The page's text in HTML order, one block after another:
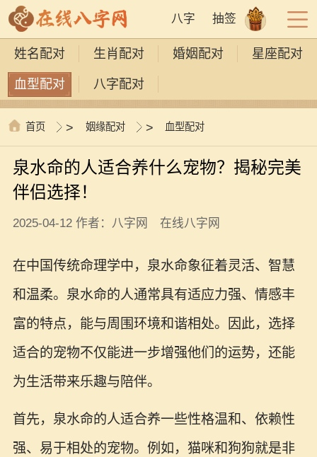
八字 抽签
姓名配对 生肖配对 婚姻配对 星座配对
血型配对 八字配对
首页 > 姻缘配对 > 血型配对
泉水命的人适合养什么宠物？揭秘完美
伴侣选择！
2025-04-12 作者：八字网 在线八字网
在中国传统命理学中，泉水命象征着灵活、智慧
和温柔。泉水命的人通常具有适应力强、情感丰
富的特点，能与周围环境和谐相处。因此，选择
适合的宠物不仅能进一步增强他们的运势，还能
为生活带来乐趣与陪伴。
首先，泉水命的人适合养一些性格温和、依赖性
强、易于相处的宠物。例如，猫咪和狗狗就是非